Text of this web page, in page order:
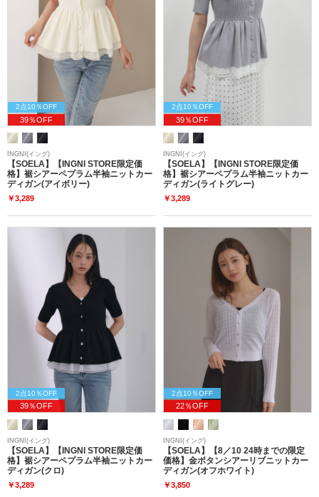
2点10％OFF
39％OFF
INGNI(イング)
【SOELA】【INGNI STORE限定価
格】裾シアーペプラム半袖ニットカー
ディガン(アイボリー)
￥3,289
2点10％OFF
39％OFF
INGNI(イング)
【SOELA】【INGNI STORE限定価
格】裾シアーペプラム半袖ニットカー
ディガン(ライトグレー)
￥3,289
2点10％OFF
39％OFF
INGNI(イング)
【SOELA】【INGNI STORE限定価
格】裾シアーペプラム半袖ニットカー
ディガン(クロ)
￥3,289
2点10％OFF
22％OFF
INGNI(イング)
【SOELA】【8／10 24時までの限定
価格】金ボタンシアーリブニットカー
ディガン(オフホワイト)
￥3,850